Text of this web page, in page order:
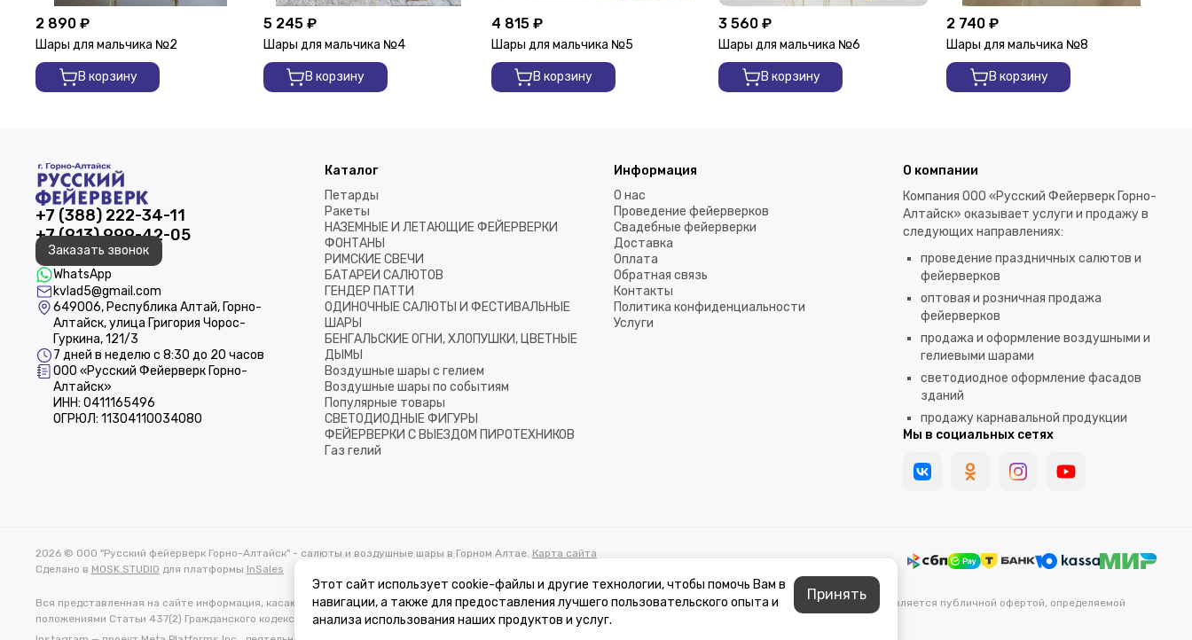
2 890 ₽
Шары для мальчика №2
В корзину
5 245 ₽
Шары для мальчика №4
В корзину
4 815 ₽
Шары для мальчика №5
В корзину
3 560 ₽
Шары для мальчика №6
В корзину
2 740 ₽
Шары для мальчика №8
В корзину
+7 (388) 222-34-11
+7 (913) 999-42-05
Заказать звонок
WhatsApp
kvlad5@gmail.com
649006, Республика Алтай, Горно-
Алтайск, улица Григория Чорос-
Гуркина, 121/3
7 дней в неделю с 8:30 до 20 часов
ООО «Русский Фейерверк Горно-
Алтайск»
ИНН: 0411165496
ОГРЮЛ: 11304110034080
Каталог
Петарды
Ракеты
НАЗЕМНЫЕ И ЛЕТАЮЩИЕ ФЕЙЕРВЕРКИ
ФОНТАНЫ
РИМСКИЕ СВЕЧИ
БАТАРЕИ САЛЮТОВ
ГЕНДЕР ПАТТИ
ОДИНОЧНЫЕ САЛЮТЫ И ФЕСТИВАЛЬНЫЕ
ШАРЫ
БЕНГАЛЬСКИЕ ОГНИ, ХЛОПУШКИ, ЦВЕТНЫЕ
ДЫМЫ
Воздушные шары с гелием
Воздушные шары по событиям
Популярные товары
СВЕТОДИОДНЫЕ ФИГУРЫ
ФЕЙЕРВЕРКИ С ВЫЕЗДОМ ПИРОТЕХНИКОВ
Газ гелий
Информация
О нас
Проведение фейерверков
Свадебные фейерверки
Доставка
Оплата
Обратная связь
Контакты
Политика конфиденциальности
Услуги
О компании
Компания ООО «Русский Фейерверк Горно-
Алтайск» оказывает услуги и продажу в
следующих направлениях:
проведение праздничных салютов и
фейерверков
оптовая и розничная продажа
фейерверков
продажа и оформление воздушными и
гелиевыми шарами
светодиодное оформление фасадов
зданий
продажу карнавальной продукции
Мы в социальных сетях
2026 © ООО "Русский фейерверк Горно-Алтайск" - салюты и воздушные шары в Горном Алтае. Карта сайта
Сделано в MOSK.STUDIO для платформы InSales
Вся представленная на сайте информация, касающаяся характеристик, стоимости товаров и услуг, носит информационный характер и ни при каких условиях не является публичной офертой, определяемой
положениями Статьи 437(2) Гражданского кодекса РФ.
Этот сайт использует cookie-файлы и другие технологии, чтобы помочь Вам в
навигации, а также для предоставления лучшего пользовательского опыта и
анализа использования наших продуктов и услуг.
Принять